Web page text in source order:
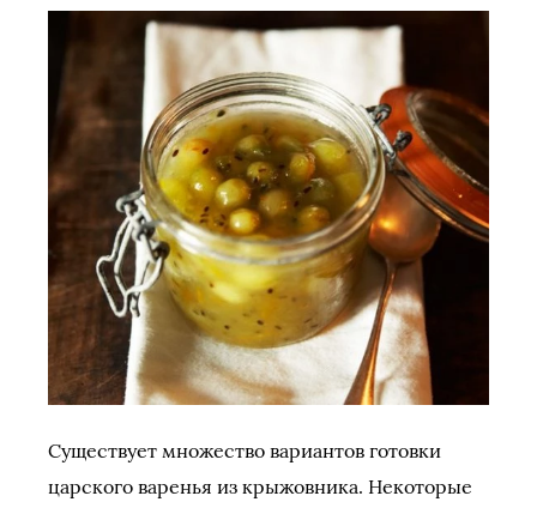
Существует множество вариантов готовки
царского варенья из крыжовника. Некоторые